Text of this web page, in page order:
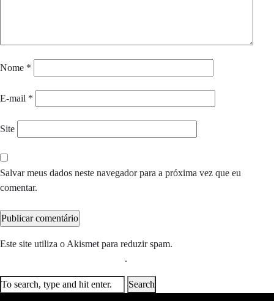
Nome *
E-mail *
Site
Salvar meus dados neste navegador para a próxima vez que eu
comentar.
Este site utiliza o Akismet para reduzir spam.
.
Search